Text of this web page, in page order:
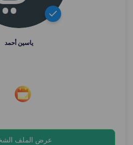
ياسين أحمد
عرض الملف